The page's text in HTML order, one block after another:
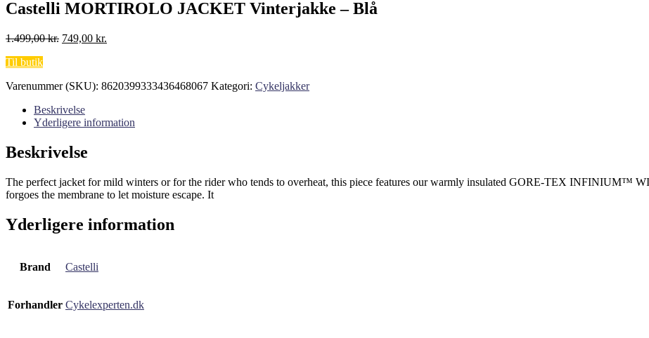
Castelli MORTIROLO JACKET Vinterjakke – Blå
1.499,00kr. Den
1.499,00 kr..
749,00 kr.
749,00 kr..
Til butik
Varenummer (SKU): 8620399333436468067 Kategori: Cykeljakker
Beskrivelse
Yderligere information
Beskrivelse
The perfect jacket for mild winters or for the rider who tends to overheat, this piece features our warmly insulated GORE-TEX INFINIUM™
forgoes the membrane to let moisture escape. It
Yderligere information
Brand Castelli
Forhandler Cykelexperten.dk